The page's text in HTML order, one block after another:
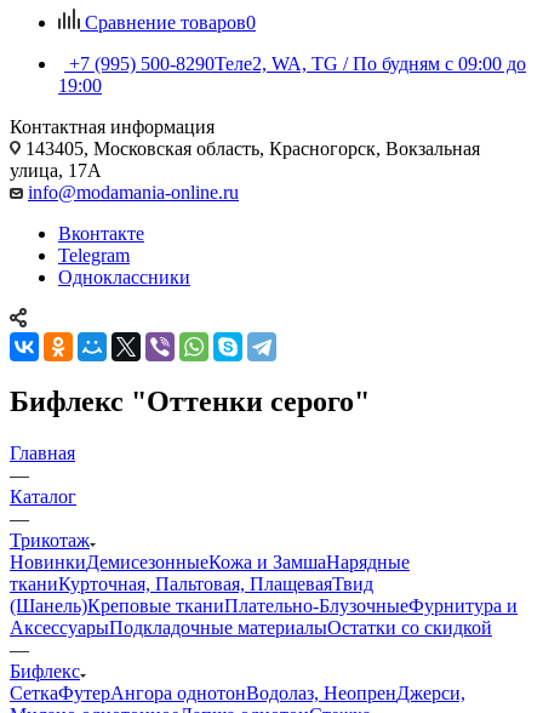
Сравнение товаров0
+7 (995) 500-8290Теле2, WA, TG / По будням c 09:00 до
19:00
Контактная информация
143405, Московская область, Красногорск, Вокзальная
улица, 17А
info@modamania-online.ru
Вконтакте
Telegram
Одноклассники
Бифлекс "Оттенки серого"
Главная
—
Каталог
—
Трикотаж
НовинкиДемисезонныеКожа и ЗамшаНарядные
тканиКурточная, Пальтовая, ПлащеваяТвид
(Шанель)Креповые тканиПлательно-БлузочныеФурнитура и
АксессуарыПодкладочные материалыОстатки со скидкой
—
Бифлекс
СеткаФутерАнгора однотонВодолаз, НеопренДжерси,